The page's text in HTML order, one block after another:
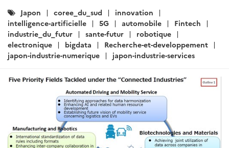
Catégories
:
Japon coree_du_sud
innovation
intelligence-artificielle
5G automobile
Fintech
industrie_du_futur
sante-futur
robotique
electronique
bigdata
Recherche-et-developpement
japon-industrie-numerique
japon-industrie-services